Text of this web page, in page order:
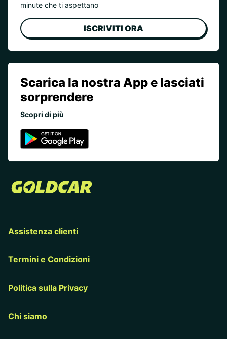
minute che ti aspettano
ISCRIVITI ORA
Scarica la nostra App e lasciati
sorprendere
Scopri di più
Assistenza clienti
Termini e Condizioni
Politica sulla Privacy
Chi siamo